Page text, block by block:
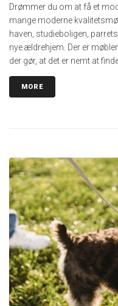
Drømmer du om at få et
mange moderne
haven, studieboligen,
nye ældrehjem. Der er
der gør, at det er nemt at finde
MORE